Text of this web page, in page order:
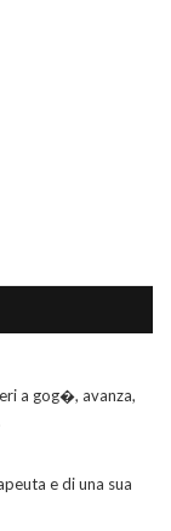
a gog�, avanza,
e di una sua